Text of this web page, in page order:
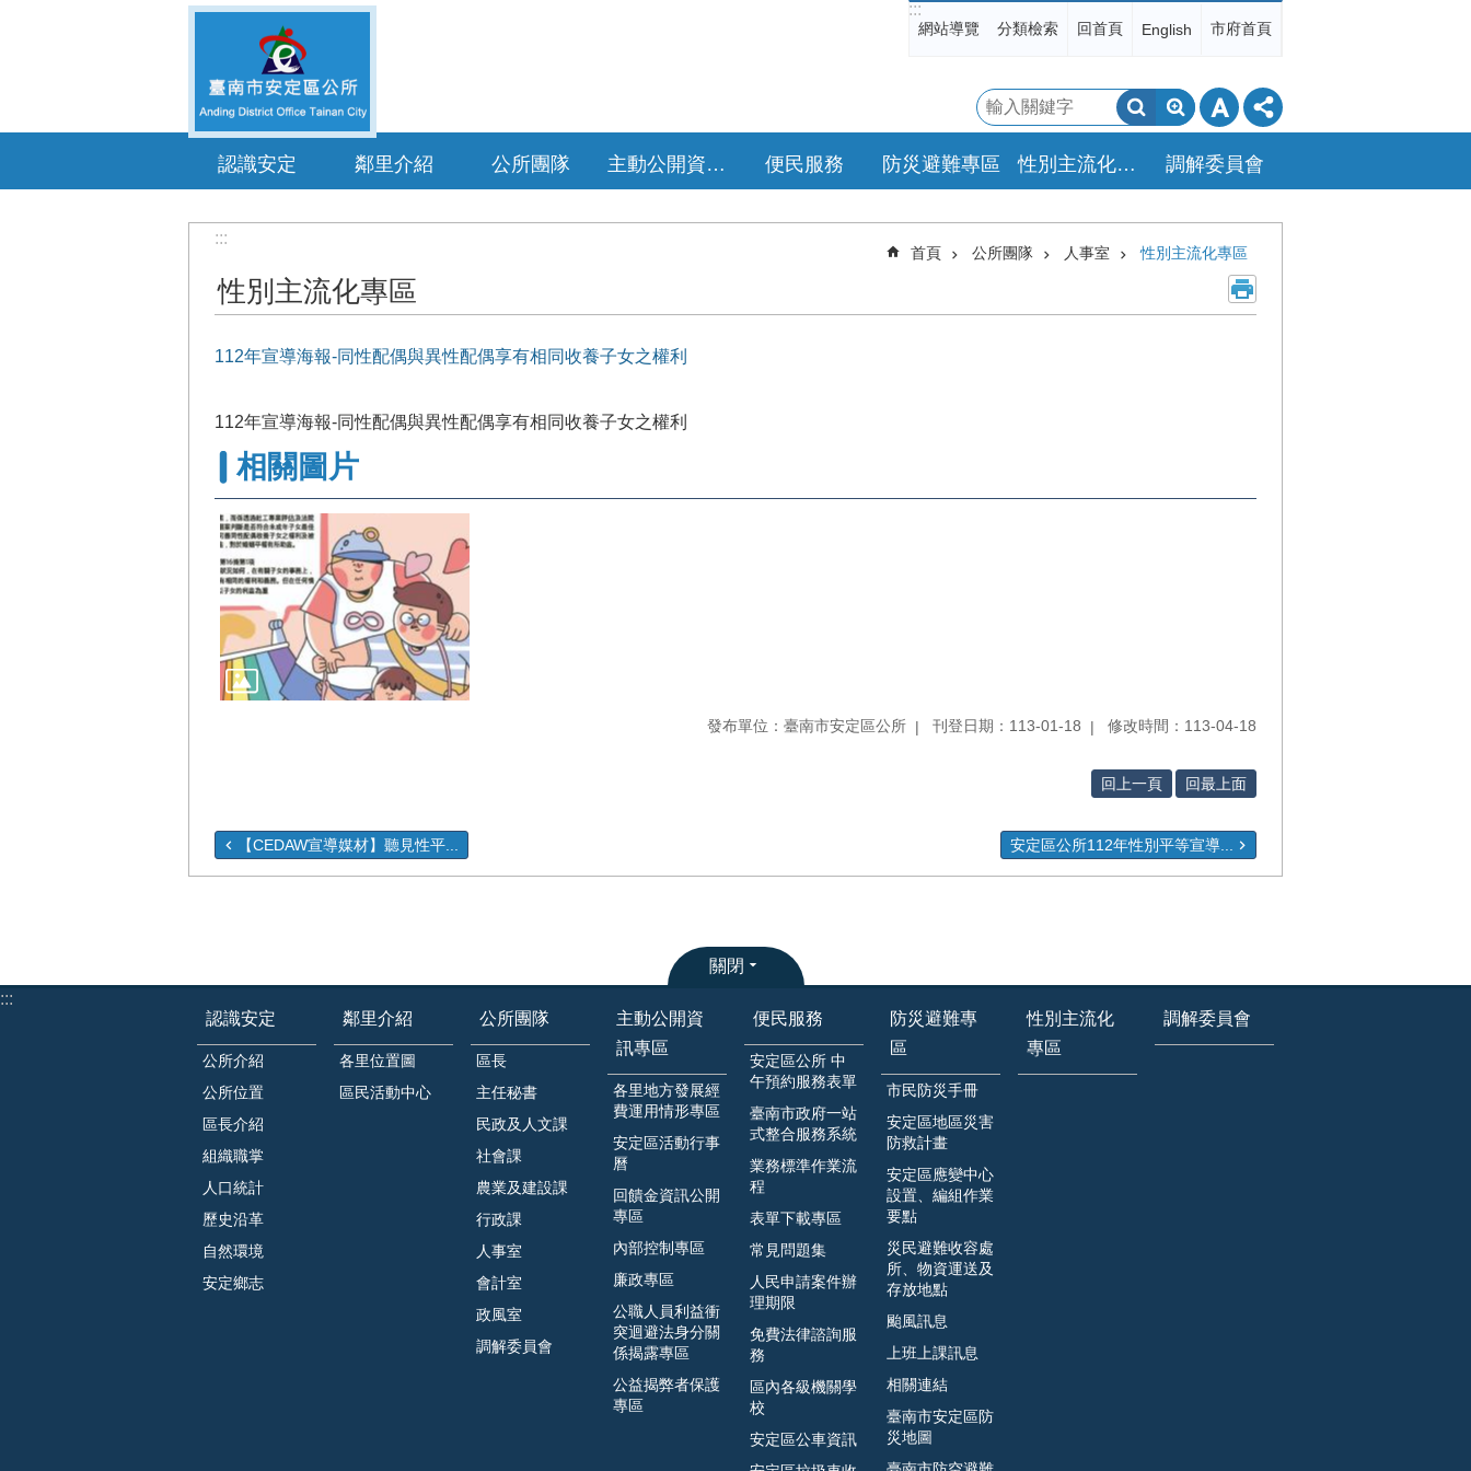
:::
網站導覽 分類檢索 回首頁 English 市府首頁
搜
尋
認識安定 鄰里介紹 公所團隊 主動公開資訊專區 便民服務 防災避難專區 性別主流化專區 調解委員會
:::
首頁 公所團隊 人事室 性別主流化專區
性別主流化專區
112年宣導海報-同性配偶與異性配偶享有相同收養子女之權利
112年宣導海報-同性配偶與異性配偶享有相同收養子女之權利
相關圖片
發布單位：臺南市安定區公所 刊登日期：113-01-18 修改時間：113-04-18
回上一頁 回最上面
【CEDAW宣導媒材】聽見性平... 安定區公所112年性別平等宣導...
關閉
:::
認識安定
公所介紹
公所位置
區長介紹
組織職掌
人口統計
歷史沿革
自然環境
安定鄉志
鄰里介紹
各里位置圖
區民活動中心
公所團隊
區長
主任秘書
民政及人文課
社會課
農業及建設課
行政課
人事室
會計室
政風室
調解委員會
主動公開資
訊專區
各里地方發展經
費運用情形專區
安定區活動行事
曆
回饋金資訊公開
專區
內部控制專區
廉政專區
公職人員利益衝
突迴避法身分關
係揭露專區
公益揭弊者保護
專區
便民服務
安定區公所 中
午預約服務表單
臺南市政府一站
式整合服務系統
業務標準作業流
程
表單下載專區
常見問題集
人民申請案件辦
理期限
免費法律諮詢服
務
區內各級機關學
校
安定區公車資訊
防災避難專
區
市民防災手冊
安定區地區災害
防救計畫
安定區應變中心
設置、編組作業
要點
災民避難收容處
所、物資運送及
存放地點
颱風訊息
上班上課訊息
相關連結
臺南市安定區防
災地圖
性別主流化
專區
調解委員會